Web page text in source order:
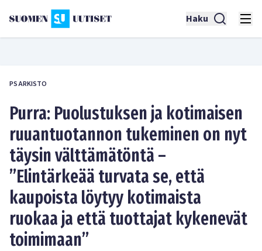
Haku
PS ARKISTO
Purra: Puolustuksen ja kotimaisen
ruuantuotannon tukeminen on nyt
täysin välttämätöntä –
”Elintärkeää turvata se, että
kaupoista löytyy kotimaista
ruokaa ja että tuottajat kykenevät
toimimaan”